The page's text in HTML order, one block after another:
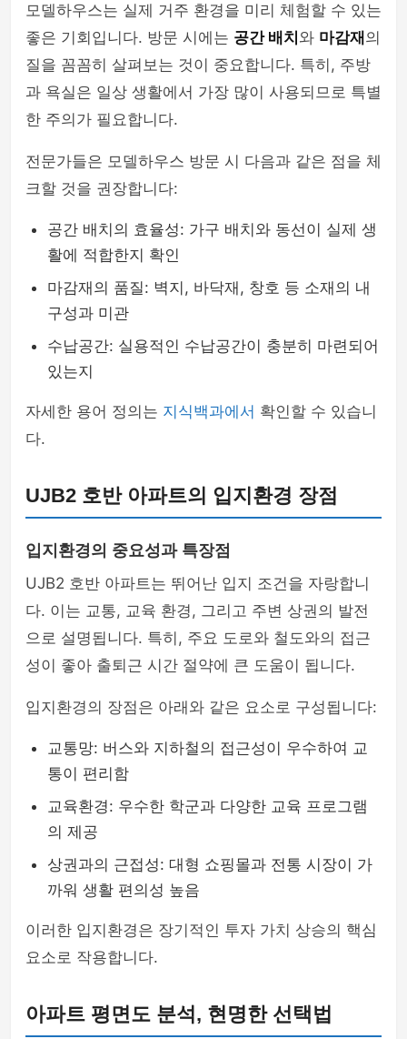
모델하우스는 실제 거주 환경을 미리 체험할 수 있는
좋은 기회입니다. 방문 시에는 공간 배치 와 마감재 의
질을 꼼꼼히 살펴보는 것이 중요합니다. 특히, 주방
과 욕실은 일상 생활에서 가장 많이 사용되므로 특별
한 주의가 필요합니다.
전문가들은 모델하우스 방문 시 다음과 같은 점을 체
크할 것을 권장합니다:
공간 배치의 효율성: 가구 배치와 동선이 실제 생
활에 적합한지 확인
마감재의 품질: 벽지, 바닥재, 창호 등 소재의 내
구성과 미관
수납공간: 실용적인 수납공간이 충분히 마련되어
있는지
자세한 용어 정의는 지식백과에서 확인할 수 있습니
다.
UJB2 호반 아파트의 입지환경 장점
입지환경의 중요성과 특장점
UJB2 호반 아파트는 뛰어난 입지 조건을 자랑합니
다. 이는 교통, 교육 환경, 그리고 주변 상권의 발전
으로 설명됩니다. 특히, 주요 도로와 철도와의 접근
성이 좋아 출퇴근 시간 절약에 큰 도움이 됩니다.
입지환경의 장점은 아래와 같은 요소로 구성됩니다:
교통망: 버스와 지하철의 접근성이 우수하여 교
통이 편리함
교육환경: 우수한 학군과 다양한 교육 프로그램
의 제공
상권과의 근접성: 대형 쇼핑몰과 전통 시장이 가
까워 생활 편의성 높음
이러한 입지환경은 장기적인 투자 가치 상승의 핵심
요소로 작용합니다.
아파트 평면도 분석, 현명한 선택법